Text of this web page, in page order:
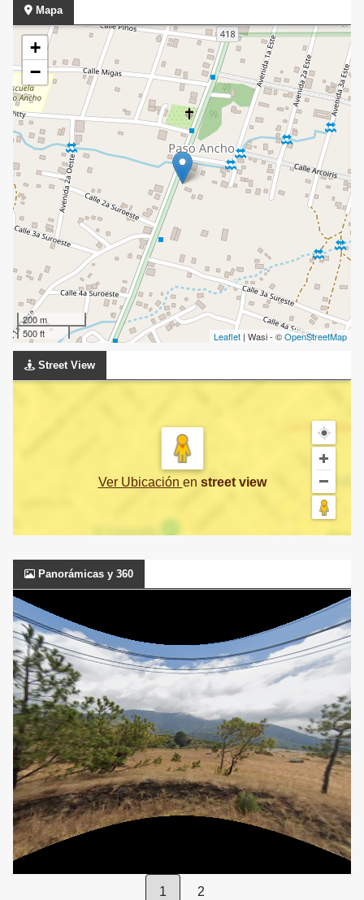
Mapa
+
−
200 m
500 ft
Leaflet | Wasi - ©OpenStreetMap
Street View
Ver Ubicación en street view
Panorámicas y 360
1 2